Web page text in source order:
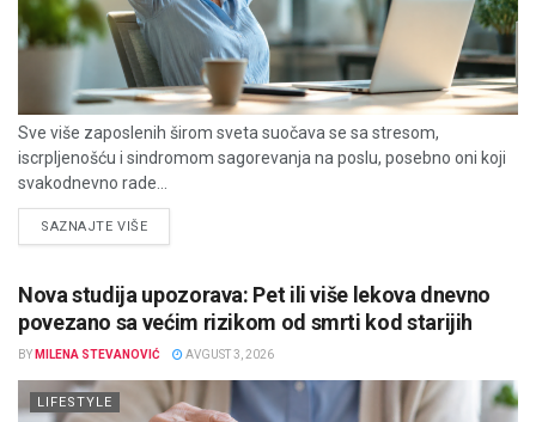
Sve više zaposlenih širom sveta suočava se sa stresom,
iscrpljenošću i sindromom sagorevanja na poslu, posebno oni koji
svakodnevno rade...
SAZNAJTE VIŠEDETAILS
Nova studija upozorava: Pet ili više lekova dnevno
povezano sa većim rizikom od smrti kod starijih
BY MILENA STEVANOVIĆ AVGUST 3, 2026
LIFESTYLE